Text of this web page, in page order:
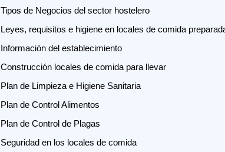
Tipos de Negocios del sector hostelero
Leyes, requisitos e higiene en locales de comida
Información del establecimiento
Construcción locales de comida para llevar
Plan de Limpieza e Higiene Sanitaria
Plan de Control Alimentos
Plan de Control de Plagas
Seguridad en los locales de comida